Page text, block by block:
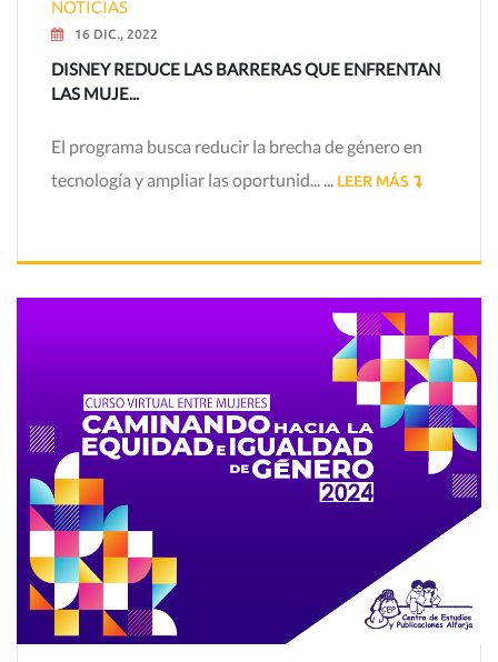
NOTICIAS
16 DIC., 2022
DISNEY REDUCE LAS BARRERAS QUE ENFRENTAN
LAS MUJE...
El programa busca reducir la brecha de género en
tecnología y ampliar las oportunid... ... LEER MÁS